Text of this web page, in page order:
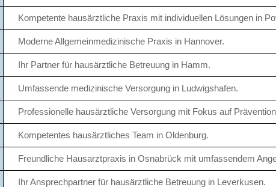
Kompetente hausärztliche Praxis mit individuellen Lösungen in
Moderne Allgemeinmedizinische Praxis in Hannover.
Ihr Partner für hausärztliche Betreuung in Hamm.
Umfassende medizinische Versorgung in Ludwigshafen.
Professionelle hausärztliche Versorgung mit Fokus auf
Kompetentes hausärztliches Team in Oldenburg.
Freundliche Hausarztpraxis in Osnabrück mit umfassendem
Ihr Ansprechpartner für hausärztliche Betreuung in Leverkusen.